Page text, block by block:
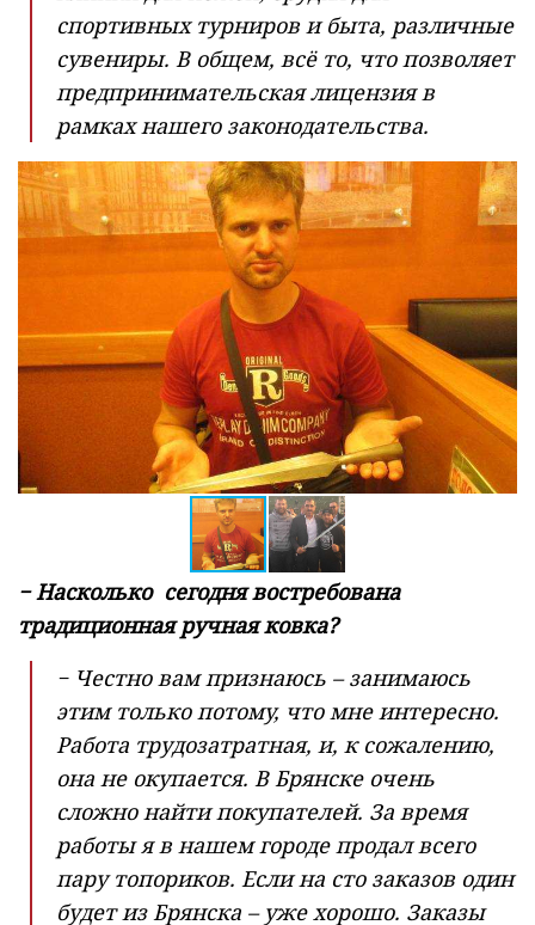
спортивных турниров и быта, различные
сувениры. В общем, всё то, что позволяет
предпринимательская лицензия в
рамках нашего законодательства.
− Насколько сегодня востребована
традиционная ручная ковка?
− Честно вам признаюсь – занимаюсь
этим только потому, что мне интересно.
Работа трудозатратная, и, к сожалению,
она не окупается. В Брянске очень
сложно найти покупателей. За время
работы я в нашем городе продал всего
пару топориков. Если на сто заказов один
будет из Брянска – уже хорошо. Заказы